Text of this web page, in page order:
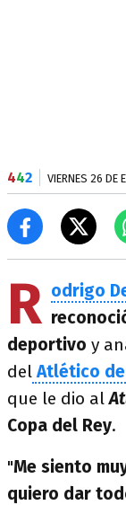
442 VIERNES 26 DE
R odrigo
deportivo y
delAtlético
que le dio al
Copa del Rey.
"Me siento
quiero dar